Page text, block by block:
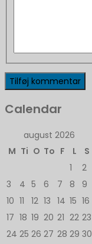
Calendar
august 2026
M Ti O To F L
S
1
2
3
4 5 6 7 8
9
10 11 12 13 14 15 16
17 18 19 20 21 22 23
24 25 26 27 28 29 30